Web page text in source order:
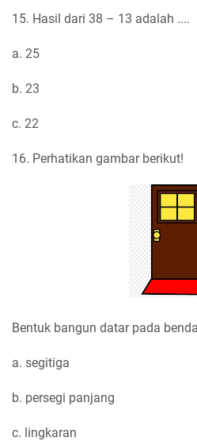
15. Hasil dari 38 – 13 adalah ....
a. 25
b. 23
c. 22
16. Perhatikan gambar berikut!
Bentuk bangun datar pada
a. segitiga
b. persegi panjang
c. lingkaran